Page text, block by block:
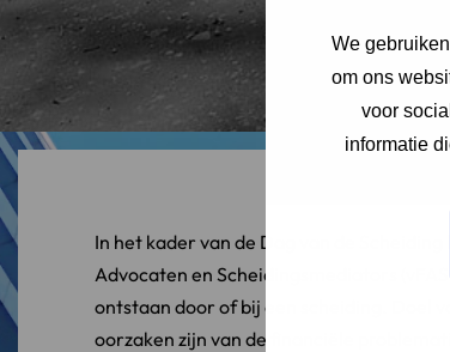
We
om ons
voor
informatie
In het kader van de Dag van de
Advocaten en Scheidingsmediators
ontstaan door of bij een scheiding. Doel
oorzaken zijn van de financiële